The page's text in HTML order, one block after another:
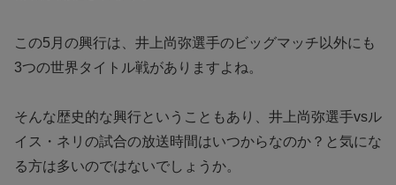
この5月の興行は、井上尚弥選手のビッグマッチ以外にも
3つの世界タイトル戦がありますよね。
そんな歴史的な興行ということもあり、井上尚弥選手vsル
イス・ネリの試合の放送時間はいつからなのか？と気にな
る方は多いのではないでしょうか。